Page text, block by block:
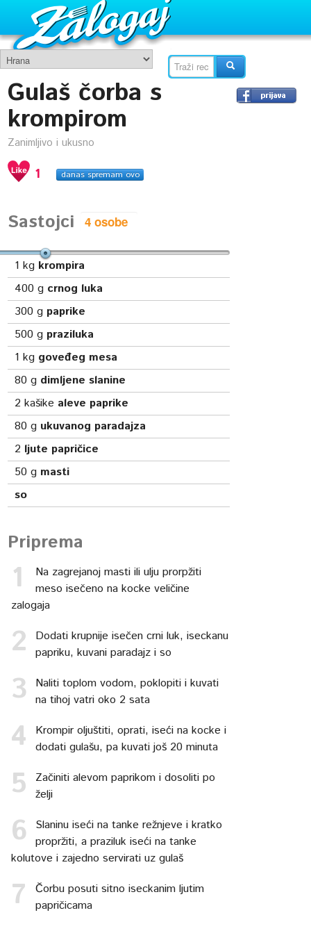
Gulaš čorba s
krompirom
Zanimljivo i ukusno
1 danas spremam ovo
Sastojci
1 kg krompira
400 g crnog luka
300 g paprike
500 g praziluka
1 kg goveđeg mesa
80 g dimljene slanine
2 kašike aleve paprike
80 g ukuvanog paradajza
2 ljute papričice
50 g masti
so
Priprema
Na zagrejanoj masti ili ulju prorpžiti
meso isečeno na kocke veličine
zalogaja
Dodati krupnije isečen crni luk, iseckanu
papriku, kuvani paradajz i so
Naliti toplom vodom, poklopiti i kuvati
na tihoj vatri oko 2 sata
Krompir oljuštiti, oprati, iseći na kocke i
dodati gulašu, pa kuvati još 20 minuta
Začiniti alevom paprikom i dosoliti po
želji
Slaninu iseći na tanke režnjeve i kratko
propržiti, a praziluk iseći na tanke
kolutove i zajedno servirati uz gulaš
Čorbu posuti sitno iseckanim ljutim
papričicama